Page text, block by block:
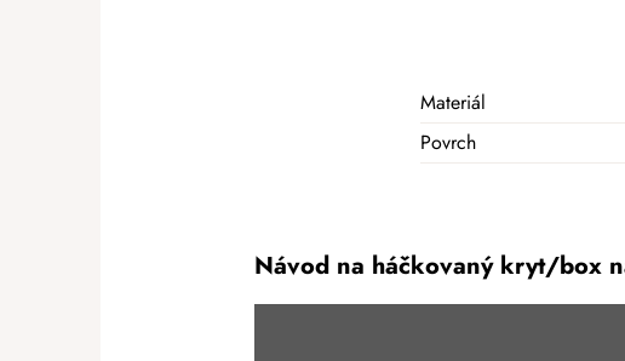
Materiál
Povrch
Návod na háčkovaný kryt/box